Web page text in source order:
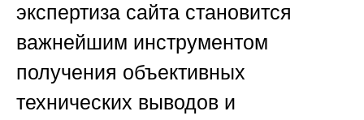
экспертиза сайта становится
важнейшим инструментом
получения объективных
технических выводов и